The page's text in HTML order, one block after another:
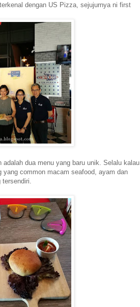
dengan US Pizza, sejujurnya ni first
dua menu yang baru unik. Selalu kalau
common macam seafood, ayam dan